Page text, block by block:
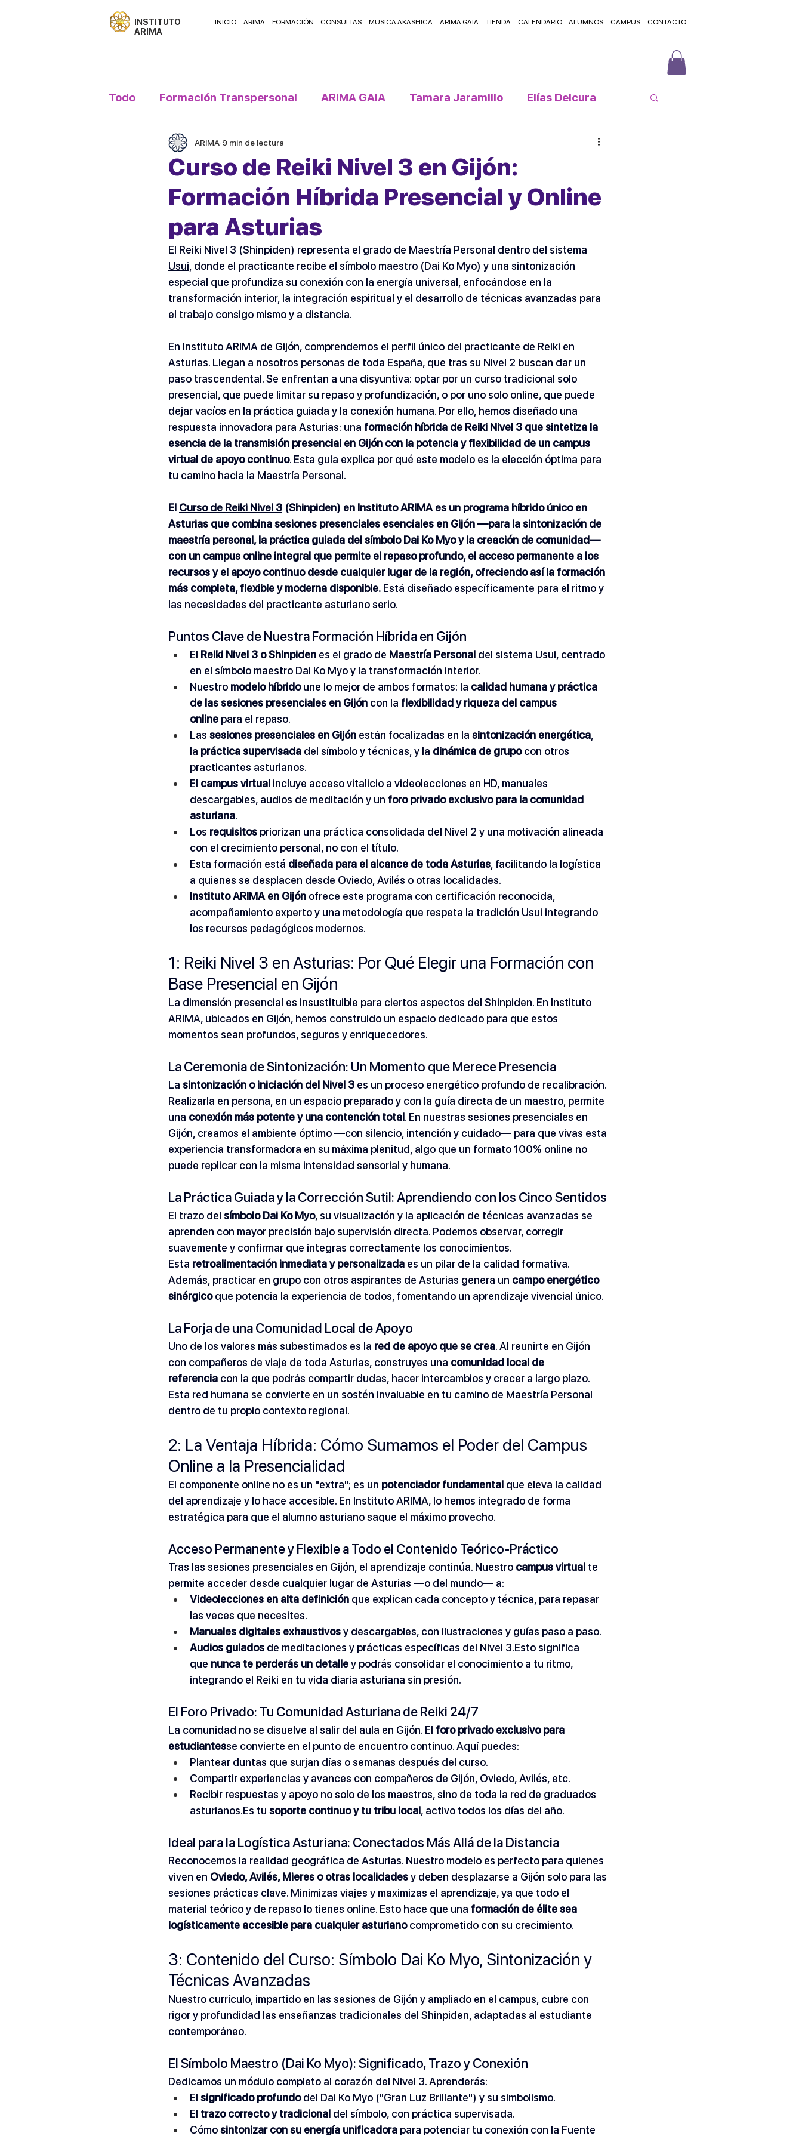
INSTITUTO
ARIMA
INICIO ARIMA FORMACIÓN CONSULTAS MUSICA AKASHICA ARIMA GAIA TIENDA CALENDARIO ALUMNOS CAMPUS CONTACTO
Todo Formación Transpersonal ARIMA GAIA Tamara Jaramillo Elías Delcura
Actividades ARIMA Gaia
TIPS ARIMA AVALON
Curso de Reiki Nivel 3 en Gijón:
Formación Híbrida Presencial y Online
para Asturias
ARIMA 9 min de lectura
El Reiki Nivel 3 (Shinpiden) representa el grado de Maestría Personal dentro del sistema
Usui, donde el practicante recibe el símbolo maestro (Dai Ko Myo) y una sintonización
especial que profundiza su conexión con la energía universal, enfocándose en la
transformación interior, la integración espiritual y el desarrollo de técnicas avanzadas para
el trabajo consigo mismo y a distancia.
En Instituto ARIMA de Gijón, comprendemos el perfil único del practicante de Reiki en
Asturias. Llegan a nosotros personas de toda España, que tras su Nivel 2 buscan dar un
paso trascendental. Se enfrentan a una disyuntiva: optar por un curso tradicional solo
presencial, que puede limitar su repaso y profundización, o por uno solo online, que puede
dejar vacíos en la práctica guiada y la conexión humana. Por ello, hemos diseñado una
respuesta innovadora para Asturias: una formación híbrida de Reiki Nivel 3 que sintetiza la
esencia de la transmisión presencial en Gijón con la potencia y flexibilidad de un campus
virtual de apoyo continuo. Esta guía explica por qué este modelo es la elección óptima para
tu camino hacia la Maestría Personal.
El Curso de Reiki Nivel 3 (Shinpiden) en Instituto ARIMA es un programa híbrido único en
Asturias que combina sesiones presenciales esenciales en Gijón —para la sintonización de
maestría personal, la práctica guiada del símbolo Dai Ko Myo y la creación de comunidad—
con un campus online integral que permite el repaso profundo, el acceso permanente a los
recursos y el apoyo continuo desde cualquier lugar de la región, ofreciendo así la formación
más completa, flexible y moderna disponible. Está diseñado específicamente para el ritmo y
las necesidades del practicante asturiano serio.
Puntos Clave de Nuestra Formación Híbrida en Gijón
El Reiki Nivel 3 o Shinpiden es el grado de Maestría Personal del sistema Usui, centrado
en el símbolo maestro Dai Ko Myo y la transformación interior.
Nuestro modelo híbrido une lo mejor de ambos formatos: la calidad humana y práctica
de las sesiones presenciales en Gijón con la flexibilidad y riqueza del campus
online para el repaso.
Las sesiones presenciales en Gijón están focalizadas en la sintonización energética,
la práctica supervisada del símbolo y técnicas, y la dinámica de grupo con otros
practicantes asturianos.
El campus virtual incluye acceso vitalicio a videolecciones en HD, manuales
descargables, audios de meditación y un foro privado exclusivo para la comunidad
asturiana.
Los requisitos priorizan una práctica consolidada del Nivel 2 y una motivación alineada
con el crecimiento personal, no con el título.
Esta formación está diseñada para el alcance de toda Asturias, facilitando la logística
a quienes se desplacen desde Oviedo, Avilés o otras localidades.
Instituto ARIMA en Gijón ofrece este programa con certificación reconocida,
acompañamiento experto y una metodología que respeta la tradición Usui integrando
los recursos pedagógicos modernos.
1: Reiki Nivel 3 en Asturias: Por Qué Elegir una Formación con
Base Presencial en Gijón
La dimensión presencial es insustituible para ciertos aspectos del Shinpiden. En Instituto
ARIMA, ubicados en Gijón, hemos construido un espacio dedicado para que estos
momentos sean profundos, seguros y enriquecedores.
La Ceremonia de Sintonización: Un Momento que Merece Presencia
La sintonización o iniciación del Nivel 3 es un proceso energético profundo de recalibración.
Realizarla en persona, en un espacio preparado y con la guía directa de un maestro, permite
una conexión más potente y una contención total. En nuestras sesiones presenciales en
Gijón, creamos el ambiente óptimo —con silencio, intención y cuidado— para que vivas esta
experiencia transformadora en su máxima plenitud, algo que un formato 100% online no
puede replicar con la misma intensidad sensorial y humana.
La Práctica Guiada y la Corrección Sutil: Aprendiendo con los Cinco Sentidos
El trazo del símbolo Dai Ko Myo, su visualización y la aplicación de técnicas avanzadas se
aprenden con mayor precisión bajo supervisión directa. Podemos observar, corregir
suavemente y confirmar que integras correctamente los conocimientos.
Esta retroalimentación inmediata y personalizada es un pilar de la calidad formativa.
Además, practicar en grupo con otros aspirantes de Asturias genera un campo energético
sinérgico que potencia la experiencia de todos, fomentando un aprendizaje vivencial único.
La Forja de una Comunidad Local de Apoyo
Uno de los valores más subestimados es la red de apoyo que se crea. Al reunirte en Gijón
con compañeros de viaje de toda Asturias, construyes una comunidad local de
referencia con la que podrás compartir dudas, hacer intercambios y crecer a largo plazo.
Esta red humana se convierte en un sostén invaluable en tu camino de Maestría Personal
dentro de tu propio contexto regional.
2: La Ventaja Híbrida: Cómo Sumamos el Poder del Campus
Online a la Presencialidad
El componente online no es un "extra"; es un potenciador fundamental que eleva la calidad
del aprendizaje y lo hace accesible. En Instituto ARIMA, lo hemos integrado de forma
estratégica para que el alumno asturiano saque el máximo provecho.
Acceso Permanente y Flexible a Todo el Contenido Teórico-Práctico
Tras las sesiones presenciales en Gijón, el aprendizaje continúa. Nuestro campus virtual te
permite acceder desde cualquier lugar de Asturias —o del mundo— a:
Videolecciones en alta definición que explican cada concepto y técnica, para repasar
las veces que necesites.
Manuales digitales exhaustivos y descargables, con ilustraciones y guías paso a paso.
Audios guiados de meditaciones y prácticas específicas del Nivel 3.Esto significa
que nunca te perderás un detalle y podrás consolidar el conocimiento a tu ritmo,
integrando el Reiki en tu vida diaria asturiana sin presión.
El Foro Privado: Tu Comunidad Asturiana de Reiki 24/7
La comunidad no se disuelve al salir del aula en Gijón. El foro privado exclusivo para
estudiantesse convierte en el punto de encuentro continuo. Aquí puedes:
Plantear duntas que surjan días o semanas después del curso.
Compartir experiencias y avances con compañeros de Gijón, Oviedo, Avilés, etc.
Recibir respuestas y apoyo no solo de los maestros, sino de toda la red de graduados
asturianos.Es tu soporte continuo y tu tribu local, activo todos los días del año.
Ideal para la Logística Asturiana: Conectados Más Allá de la Distancia
Reconocemos la realidad geográfica de Asturias. Nuestro modelo es perfecto para quienes
viven en Oviedo, Avilés, Mieres o otras localidades y deben desplazarse a Gijón solo para las
sesiones prácticas clave. Minimizas viajes y maximizas el aprendizaje, ya que todo el
material teórico y de repaso lo tienes online. Esto hace que una formación de élite sea
logísticamente accesible para cualquier asturiano comprometido con su crecimiento.
3: Contenido del Curso: Símbolo Dai Ko Myo, Sintonización y
Técnicas Avanzadas
Nuestro currículo, impartido en las sesiones de Gijón y ampliado en el campus, cubre con
rigor y profundidad las enseñanzas tradicionales del Shinpiden, adaptadas al estudiante
contemporáneo.
El Símbolo Maestro (Dai Ko Myo): Significado, Trazo y Conexión
Dedicamos un módulo completo al corazón del Nivel 3. Aprenderás:
El significado profundo del Dai Ko Myo ("Gran Luz Brillante") y su simbolismo.
El trazo correcto y tradicional del símbolo, con práctica supervisada.
Cómo sintonizar con su energía unificadora para potenciar tu conexión con la Fuente